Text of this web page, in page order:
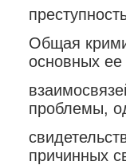
Общая
основных ее
проблемы,
причинных